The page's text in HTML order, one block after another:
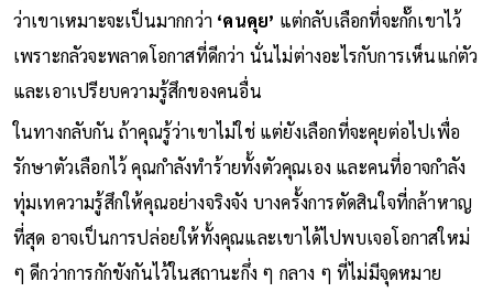
สุดท้ายแล้ว คุณต้องซื่อสัตย์กับตัวเองและคนตรงหน้า ถ้าคุณรู้สึก
ว่าเขาเหมาะจะเป็นมากกว่า‘คนคุย’แต่กลับเลือกที่จะกั๊กเขาไว้
เพราะกลัวจะพลาดโอกาสที่ดีกว่า นั่นไม่ต่างอะไรกับการเห็นแก่ตัว
และเอาเปรียบความรู้สึกของคนอื่น
ในทางกลับกัน ถ้าคุณรู้ว่าเขาไม่ใช่ แต่ยังเลือกที่จะคุยต่อไปเพื่อ
รักษาตัวเลือกไว้ คุณกำลังทำร้ายทั้งตัวคุณเอง และคนที่อาจกำลัง
ทุ่มเทความรู้สึกให้คุณอย่างจริงจัง บางครั้งการตัดสินใจที่กล้าหาญ
ที่สุด อาจเป็นการปล่อยให้ทั้งคุณและเขาได้ไปพบเจอโอกาสใหม่